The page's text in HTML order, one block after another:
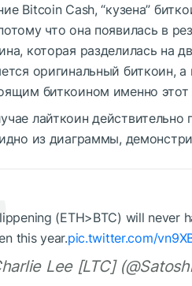
Bitcoin Cash, “кузена”
что она появилась в
которая разделилась на
оригинальный биткоин,
биткоином именно этот
лайткоин
из диаграммы,
(ETH>BTC) will never
this year.pic.twitter.com/
Lee [LTC]